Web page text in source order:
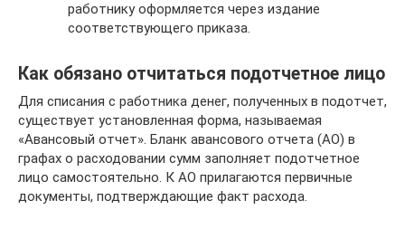
работнику оформляется через издание
соответствующего приказа.
Как обязано отчитаться подотчетное лицо
Для списания с работника денег, полученных в подотчет,
существует установленная форма, называемая
«Авансовый отчет». Бланк авансового отчета (АО) в
графах о расходовании сумм заполняет подотчетное
лицо самостоятельно. К АО прилагаются первичные
документы, подтверждающие факт расхода.